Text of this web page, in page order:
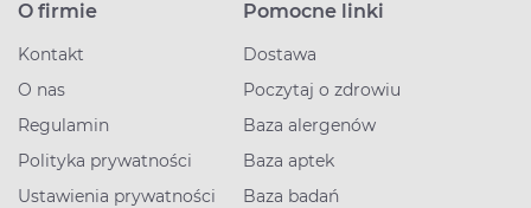
O firmie
Kontakt
O nas
Regulamin
Polityka prywatności
Ustawienia prywatności
Pomocne linki
Dostawa
Poczytaj o zdrowiu
Baza alergenów
Baza aptek
Baza badań